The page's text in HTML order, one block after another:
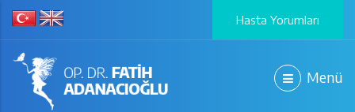
Hasta Yorumları
Menü